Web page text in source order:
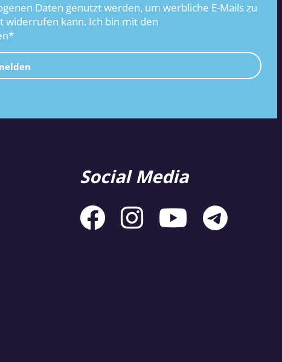
Daten genutzt werden, um werbliche E-Mails zu
widerrufen kann. Ich bin mit den
Social Media